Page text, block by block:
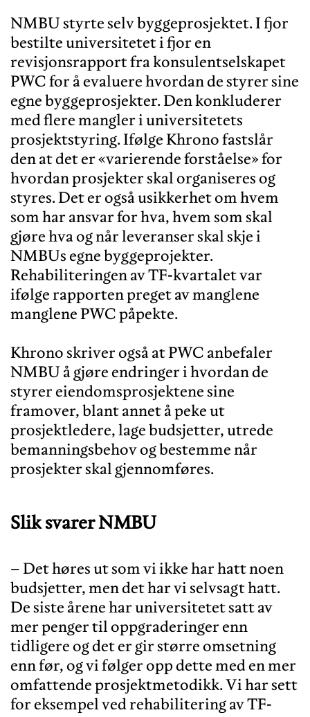
NMBU styrte selv byggeprosjektet. I fjor
bestilte universitetet i fjor en
revisjonsrapport fra konsulentselskapet
PWC for å evaluere hvordan de styrer sine
egne byggeprosjekter. Den konkluderer
med flere mangler i universitetets
prosjektstyring. Ifølge Khrono fastslår
den at det er «varierende forståelse» for
hvordan prosjekter skal organiseres og
styres. Det er også usikkerhet om hvem
som har ansvar for hva, hvem som skal
gjøre hva og når leveranser skal skje i
NMBUs egne byggeprojekter.
Rehabiliteringen av TF-kvartalet var
ifølge rapporten preget av manglene
manglene PWC påpekte.
Khrono skriver også at PWC anbefaler
NMBU å gjøre endringer i hvordan de
styrer eiendomsprosjektene sine
framover, blant annet å peke ut
prosjektledere, lage budsjetter, utrede
bemanningsbehov og bestemme når
Slik svarer NMBU
– Det høres ut som vi ikke har hatt noen
budsjetter, men det har vi selvsagt hatt.
De siste årene har universitetet satt av
mer penger til oppgraderinger enn
tidligere og det er gir større omsetning
enn før, og vi følger opp dette med en mer
omfattende prosjektmetodikk. Vi har sett
for eksempel ved rehabilitering av TF-